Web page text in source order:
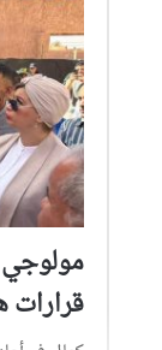
مولوجي
قرارات